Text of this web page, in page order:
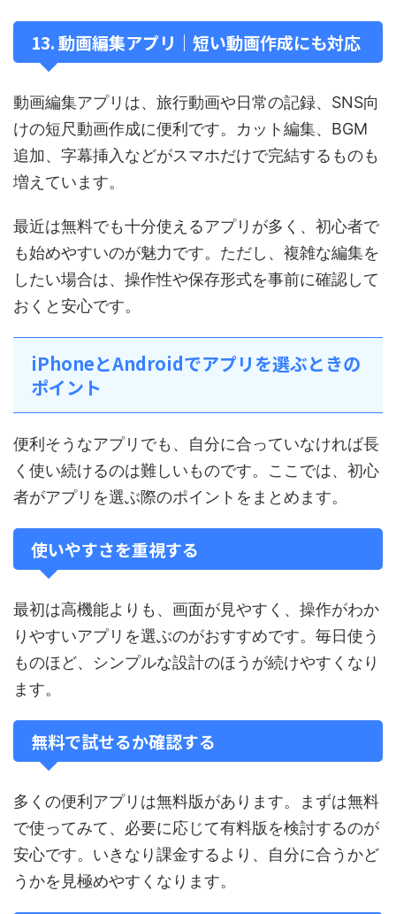
13. 動画編集アプリ｜短い動画作成にも対応
動画編集アプリは、旅行動画や日常の記録、SNS向
けの短尺動画作成に便利です。カット編集、BGM
追加、字幕挿入などがスマホだけで完結するものも
増えています。
最近は無料でも十分使えるアプリが多く、初心者で
も始めやすいのが魅力です。ただし、複雑な編集を
したい場合は、操作性や保存形式を事前に確認して
おくと安心です。
iPhoneとAndroidでアプリを選ぶときの
ポイント
便利そうなアプリでも、自分に合っていなければ長
く使い続けるのは難しいものです。ここでは、初心
者がアプリを選ぶ際のポイントをまとめます。
使いやすさを重視する
最初は高機能よりも、画面が見やすく、操作がわか
りやすいアプリを選ぶのがおすすめです。毎日使う
ものほど、シンプルな設計のほうが続けやすくなり
ます。
無料で試せるか確認する
多くの便利アプリは無料版があります。まずは無料
で使ってみて、必要に応じて有料版を検討するのが
安心です。いきなり課金するより、自分に合うかど
うかを見極めやすくなります。